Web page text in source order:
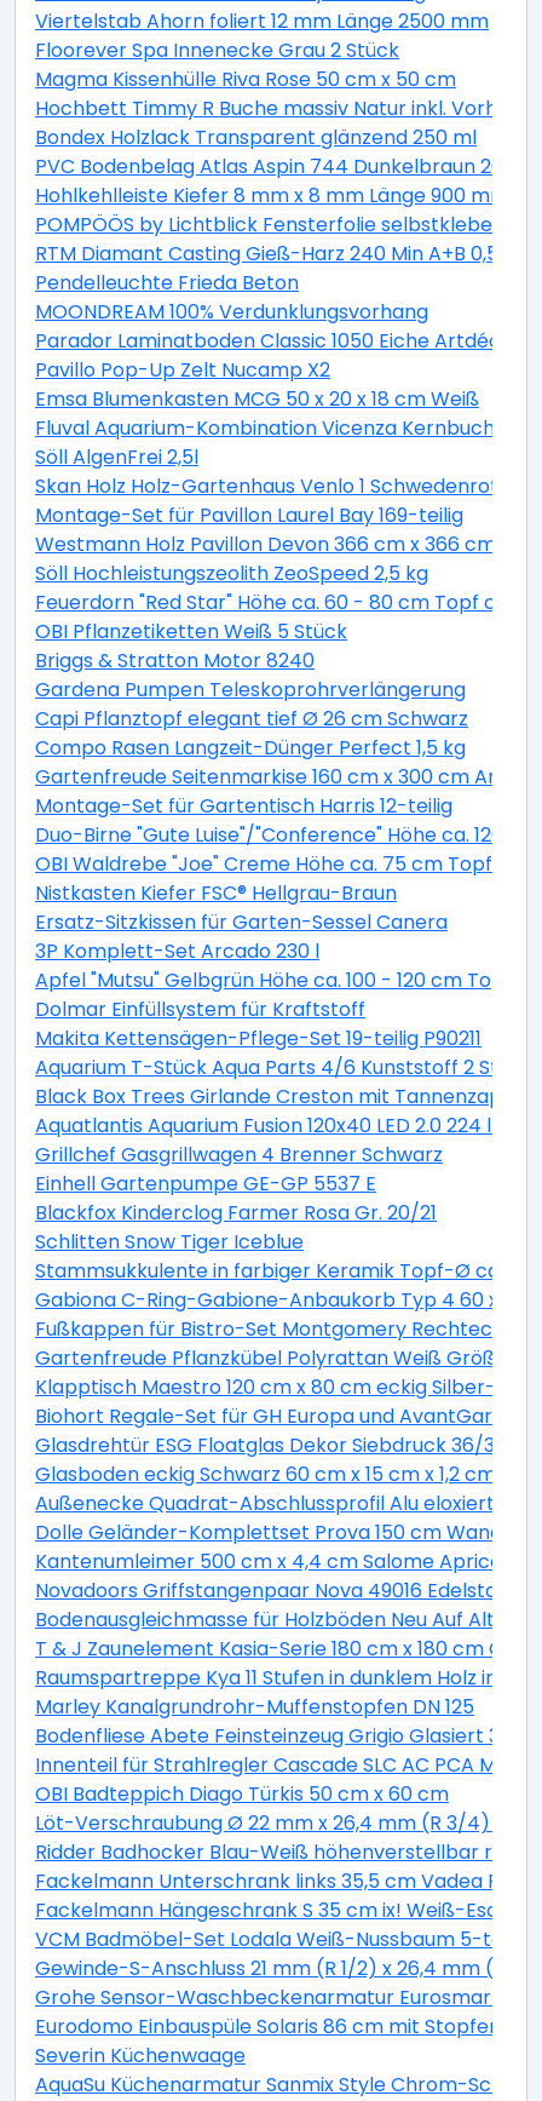
Viertelstab Ahorn foliert 12 mm Länge 2500 mm
Floorever Spa Innenecke Grau 2 Stück
Magma Kissenhülle Riva Rose 50 cm x 50 cm
Hochbett Timmy R Buche massiv Natur inkl.
Bondex Holzlack Transparent glänzend 250 ml
PVC Bodenbelag Atlas Aspin 744 Dunkelbraun 200
Hohlkehlleiste Kiefer 8 mm x 8 mm Länge 900 mm
POMPÖÖS by Lichtblick Fensterfolie selbstklebend
RTM Diamant Casting Gieß-Harz 240 Min A+B 0,5 kg
Pendelleuchte Frieda Beton
MOONDREAM 100% Verdunklungsvorhang
Parador Laminatboden Classic 1050 Eiche Artdéco
Pavillo Pop-Up Zelt Nucamp X2
Emsa Blumenkasten MCG 50 x 20 x 18 cm Weiß
Fluval Aquarium-Kombination Vicenza Kernbuche
Söll AlgenFrei 2,5l
Skan Holz Holz-Gartenhaus Venlo 1 Schwedenrot B x
Montage-Set für Pavillon Laurel Bay 169-teilig
Westmann Holz Pavillon Devon 366 cm x 366 cm
Söll Hochleistungszeolith ZeoSpeed 2,5 kg
Feuerdorn "Red Star" Höhe ca. 60 - 80 cm Topf ca. 2
OBI Pflanzetiketten Weiß 5 Stück
Briggs & Stratton Motor 8240
Gardena Pumpen Teleskoprohrverlängerung
Capi Pflanztopf elegant tief Ø 26 cm Schwarz
Compo Rasen Langzeit-Dünger Perfect 1,5 kg
Gartenfreude Seitenmarkise 160 cm x 300 cm
Montage-Set für Gartentisch Harris 12-teilig
Duo-Birne "Gute Luise"/"Conference" Höhe ca. 120 -
OBI Waldrebe "Joe" Creme Höhe ca. 75 cm Topf ca.
Nistkasten Kiefer FSC® Hellgrau-Braun
Ersatz-Sitzkissen für Garten-Sessel Canera
3P Komplett-Set Arcado 230 l
Apfel "Mutsu" Gelbgrün Höhe ca. 100 - 120 cm Topf
Dolmar Einfüllsystem für Kraftstoff
Makita Kettensägen-Pflege-Set 19-teilig P90211
Aquarium T-Stück Aqua Parts 4/6 Kunststoff 2 Stück
Black Box Trees Girlande Creston mit
Aquatlantis Aquarium Fusion 120x40 LED 2.0 224 l
Grillchef Gasgrillwagen 4 Brenner Schwarz
Einhell Gartenpumpe GE-GP 5537 E
Blackfox Kinderclog Farmer Rosa Gr. 20/21
Schlitten Snow Tiger Iceblue
Stammsukkulente in farbiger Keramik Topf-Ø ca. 13
Gabiona C-Ring-Gabione-Anbaukorb Typ 4 60 x 100
Fußkappen für Bistro-Set Montgomery Rechteckig 2
Gartenfreude Pflanzkübel Polyrattan Weiß Größe XL
Klapptisch Maestro 120 cm x 80 cm eckig Silber-
Biohort Regale-Set für GH Europa und AvantGarde
Glasdrehtür ESG Floatglas Dekor Siebdruck 36/31 DIN
Glasboden eckig Schwarz 60 cm x 15 cm x 1,2 cm
Außenecke Quadrat-Abschlussprofil Alu eloxiert
Dolle Geländer-Komplettset Prova 150 cm
Kantenumleimer 500 cm x 4,4 cm Salome Apricot
Novadoors Griffstangenpaar Nova 49016
Bodenausgleichmasse für Holzböden Neu Auf Alt 20
T & J Zaunelement Kasia-Serie 180 cm x 180 cm
Raumspartreppe Kya 11 Stufen in dunklem Holz inkl.
Marley Kanalgrundrohr-Muffenstopfen DN 125
Bodenfliese Abete Feinsteinzeug Grigio Glasiert 30
Innenteil für Strahlregler Cascade SLC AC PCA M22
OBI Badteppich Diago Türkis 50 cm x 60 cm
Löt-Verschraubung Ø 22 mm x 26,4 mm (R 3/4)
Ridder Badhocker Blau-Weiß höhenverstellbar
Fackelmann Unterschrank links 35,5 cm Vadea
Fackelmann Hängeschrank S 35 cm ix! Weiß-Esche
VCM Badmöbel-Set Lodala Weiß-Nussbaum 5-teilig
Gewinde-S-Anschluss 21 mm (R 1/2) x 26,4 mm (R
Grohe Sensor-Waschbeckenarmatur Eurosmart CE
Eurodomo Einbauspüle Solaris 86 cm mit
Severin Küchenwaage
AquaSu Küchenarmatur Sanmix Style Chrom-